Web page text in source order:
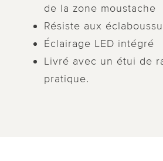
de la zone moustache
Résiste aux
Éclairage LED intégré
Livré avec un étui de
pratique.